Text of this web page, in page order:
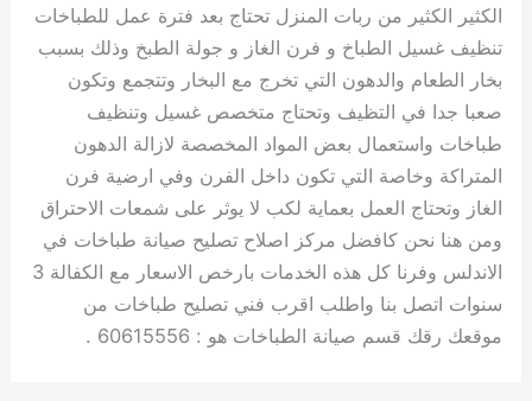
الكثير الكثير من ربات المنزل تحتاج بعد فترة عمل للطباخات
تنظيف غسيل الطباخ و فرن الغاز و جولة الطبخ وذلك بسبب
بخار الطعام والدهون التي تخرج مع البخار وتتجمع وتكون
صعبا جدا في التظيف وتحتاج متخصص غسيل وتنظيف
طباخات واستعمال بعض المواد المخصصة لازالة الدهون
المتراكة وخاصة التي تكون داخل الفرن وفي ارضية فرن
الغاز وتحتاج العمل بعماية لكب لا يوثر على شمعات الاحتراق
ومن هنا نحن كافضل مركز اصلاح تصليح صيانة طباخات في
الاندلس وفرنا كل هذه الخدمات بارخص الاسعار مع الكفالة 3
سنوات اتصل بنا واطلب اقرب فني تصليح طباخات من
موقعك رقك قسم صيانة الطباخات هو : 60615556 .